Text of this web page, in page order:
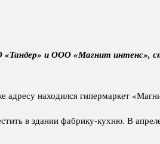
и ООО «Магнит интенс»,
находился гипермаркет
в здании фабрику-кухню. В